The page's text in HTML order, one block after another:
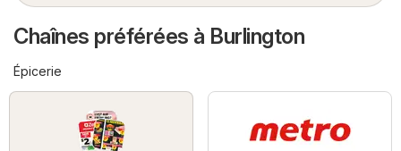
Chaînes préférées à Burlington
Épicerie